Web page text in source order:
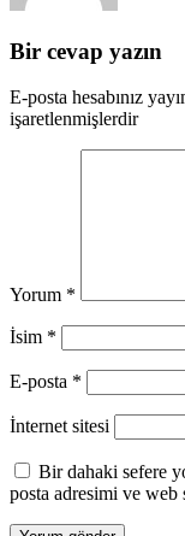
Bir cevap yazın
E-posta hesabınız
işaretlenmişlerdir
Yorum *
İsim *
E-posta *
İnternet sitesi
Bir dahaki sefere
posta adresimi ve web